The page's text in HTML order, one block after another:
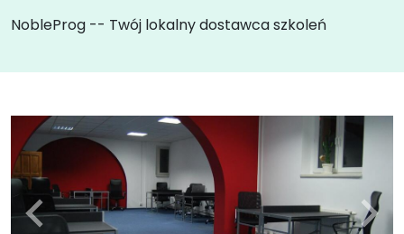
NobleProg -- Twój lokalny dostawca szkoleń